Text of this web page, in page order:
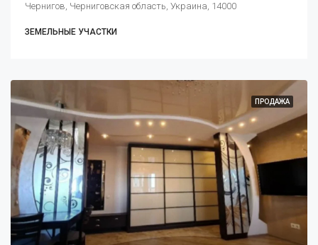
Чернигов, Черниговская область, Украина, 14000
ЗЕМЕЛЬНЫЕ УЧАСТКИ
ПРОДАЖА